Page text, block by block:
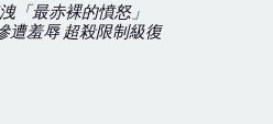
「最赤裸的憤怒」
遭羞辱 超殺限制級復